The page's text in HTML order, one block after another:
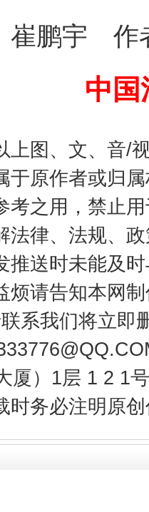
鹏宇 作者
中国
上图、文、音/
于原作者或归
考之用，禁止
法律、法规、
推送时未能及
烦请告知本网
系我们将立即
厦）1层 1 2 1
时务必注明原
今